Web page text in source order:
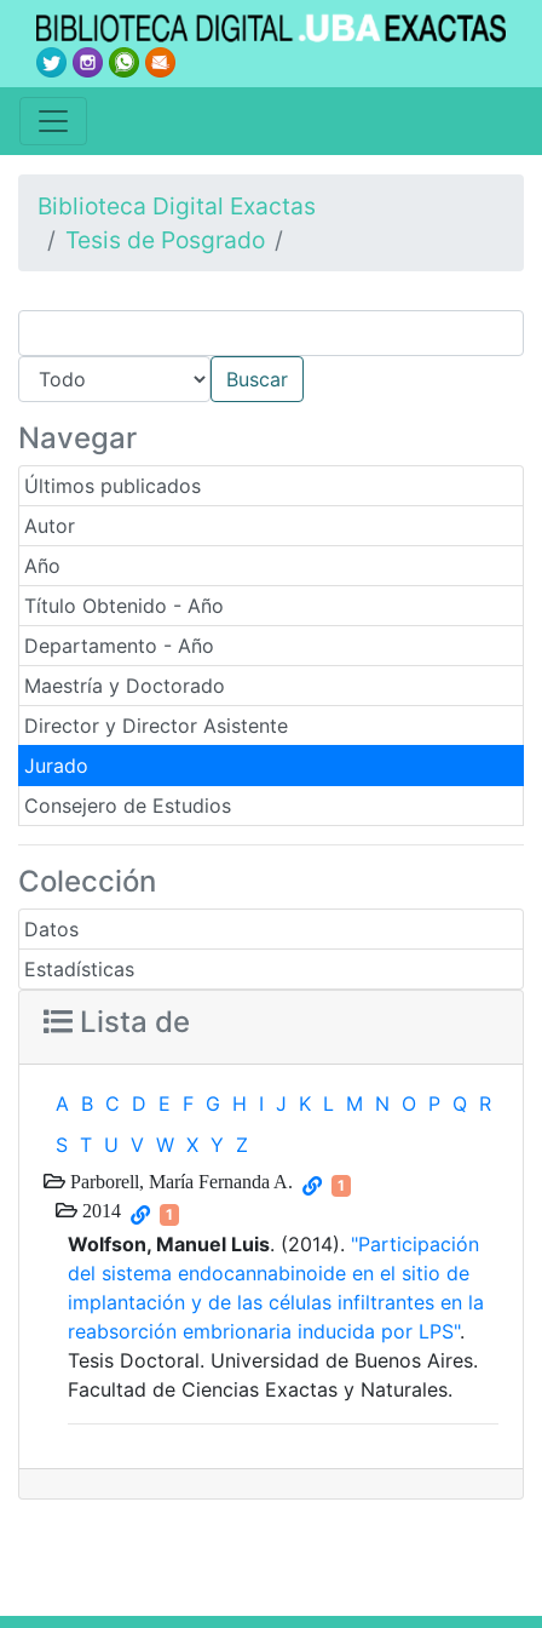
Biblioteca Digital Exactas
Tesis de Posgrado
Navegar
Últimos publicados
Autor
Año
Título Obtenido - Año
Departamento - Año
Maestría y Doctorado
Director y Director Asistente
Jurado
Consejero de Estudios
Colección
Datos
Estadísticas
Lista de
A B C D E F G H I J K L M N O P Q R
S T U V W X Y Z
Parborell, María Fernanda A. 1
2014 1
Wolfson, Manuel Luis. (2014). "Participación
del sistema endocannabinoide en el sitio de
implantación y de las células infiltrantes en la
reabsorción embrionaria inducida por LPS".
Tesis Doctoral. Universidad de Buenos Aires.
Facultad de Ciencias Exactas y Naturales.